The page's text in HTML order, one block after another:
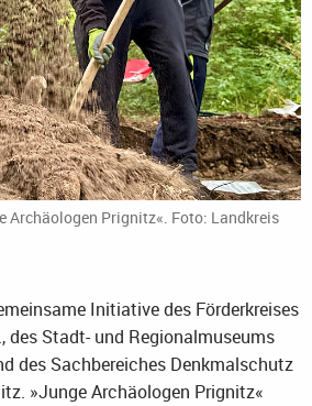
Archäologen Prignitz«. Foto: Landkreis
Initiative des Förderkreises
des Stadt- und Regionalmuseums
des Sachbereiches Denkmalschutz
»Junge Archäologen Prignitz«